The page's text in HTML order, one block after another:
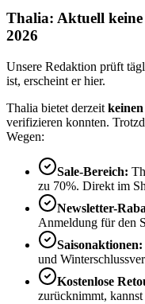
Thalia: Aktuell keine
2026
Unsere Redaktion prüft
ist, erscheint er hier.
Thalia bietet derzeit
verifizieren konnten.
Wegen:
Sale-Bereich:
zu 70%. Direkt im
Newsletter-
Anmeldung für den
Saisonaktionen:
und
Kostenlose
zurücknimmt,